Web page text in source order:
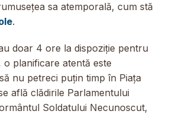
sa atemporală, cum stă
.
doar 4 ore la dispoziție pentru
planificare atentă este
nu petreci puțin timp în Piața
află clădirile Parlamentului
Soldatului Necunoscut,